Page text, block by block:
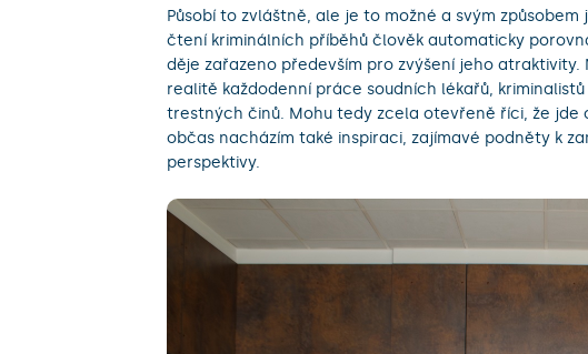
Působí to zvláštně, ale je to možné a svým
čtení kriminálních příběhů člověk automaticky
děje zařazeno především pro zvýšení jeho
realitě každodenní práce soudních lékařů,
trestných činů. Mohu tedy zcela otevřeně říci, že jde
občas nacházím také inspiraci, zajímavé podněty k
perspektivy.